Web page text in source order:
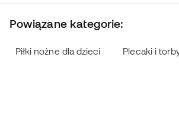
Powiązane kategorie:
Piłki nożne dla dzieci Plecaki i